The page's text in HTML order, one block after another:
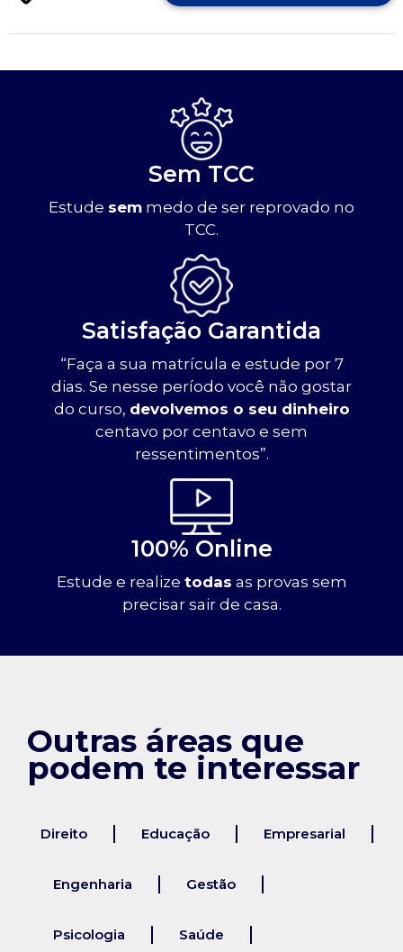
Sem TCC
Estude sem medo de ser reprovado no
TCC.
Satisfação Garantida
“Faça a sua matrícula e estude por 7
dias. Se nesse período você não gostar
do curso, devolvemos o seu dinheiro
centavo por centavo e sem
ressentimentos”.
100% Online
Estude e realize todas as provas sem
precisar sair de casa.
Outras áreas que
podem te interessar
Direito Educação Empresarial
Engenharia Gestão
Psicologia Saúde